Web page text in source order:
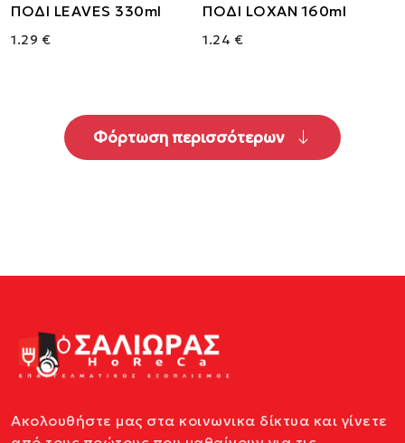
ΠΟΔΙ LEAVES 330ml
1.29 €
ΠΟΔΙ LOXAN 160ml
1.24 €
Φόρτωση περισσότερων
Ακολουθήστε μας στα κοινωνικα δίκτυα και γίνετε